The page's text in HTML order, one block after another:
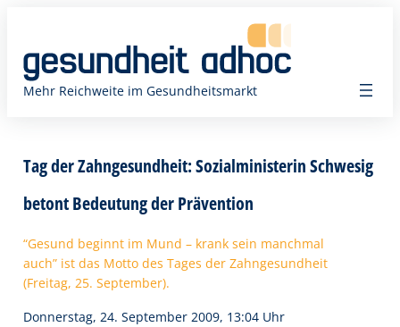
springen
Mehr Reichweite im Gesundheitsmarkt
Tag der Zahngesundheit: Sozialministerin Schwesig
betont Bedeutung der Prävention
“Gesund beginnt im Mund – krank sein manchmal
auch” ist das Motto des Tages der Zahngesundheit
(Freitag, 25. September).
Donnerstag, 24. September 2009, 13:04 Uhr